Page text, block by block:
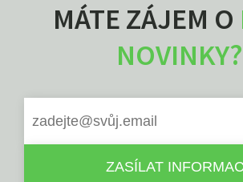
MÁTE ZÁJEM O
NOVINKY?